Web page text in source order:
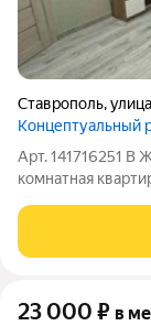
Ставрополь,
Концептуальный
Арт. 141716251 В
комнатная
мебелью и
уютная квартира.
23 000 ₽ в